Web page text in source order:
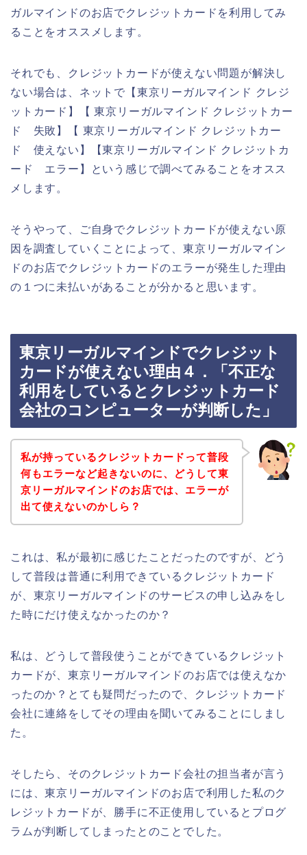
ガルマインドのお店でクレジットカードを利用してみ
ることをオススメします。
それでも、クレジットカードが使えない問題が解決し
ない場合は、ネットで【東京リーガルマインド クレジ
ットカード】【 東京リーガルマインド クレジットカー
ド 失敗】【 東京リーガルマインド クレジットカー
ド 使えない】【東京リーガルマインド クレジットカ
ード エラー】という感じで調べてみることをオスス
メします。
そうやって、ご自身でクレジットカードが使えない原
因を調査していくことによって、東京リーガルマイン
ドのお店でクレジットカードのエラーが発生した理由
の１つに未払いがあることが分かると思います。
東京リーガルマインドでクレジット
カードが使えない理由４．「不正な
利用をしているとクレジットカード
会社のコンピューターが判断した」
私が持っているクレジットカードって普段
何もエラーなど起きないのに、どうして東
京リーガルマインドのお店では、エラーが
出て使えないのかしら？
これは、私が最初に感じたことだったのですが、どう
して普段は普通に利用できているクレジットカード
が、東京リーガルマインドのサービスの申し込みをし
た時にだけ使えなかったのか？
私は、どうして普段使うことができているクレジット
カードが、東京リーガルマインドのお店では使えなか
ったのか？とても疑問だったので、クレジットカード
会社に連絡をしてその理由を聞いてみることにしまし
た。
そしたら、そのクレジットカード会社の担当者が言う
には、東京リーガルマインドのお店で利用した私のク
レジットカードが、勝手に不正使用しているとプログ
ラムが判断してしまったとのことでした。